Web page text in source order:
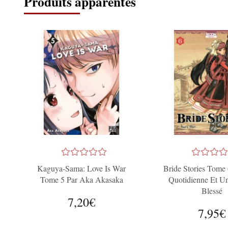
Kaguya-Sama: Love Is War
Tome 5 Par Aka Akasaka
7,20€
Bride Stories
Quotidienne Et
Blessé
7,95€